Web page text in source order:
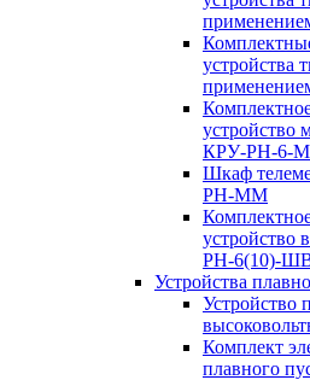
устройство
КРУ-РН-6-
Шкаф
РН-ММ
устройство
РН-6(10)-
Устройства
Устройство
Комплект
плавного